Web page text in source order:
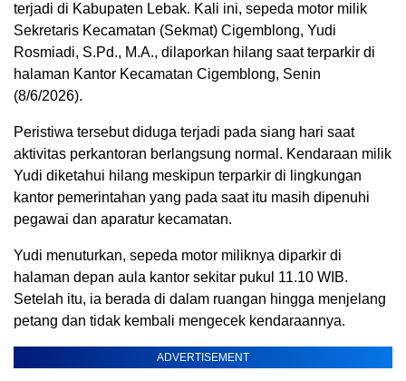
terjadi di Kabupaten Lebak. Kali ini, sepeda motor milik
Sekretaris Kecamatan (Sekmat) Cigemblong, Yudi
Rosmiadi, S.Pd., M.A., dilaporkan hilang saat terparkir di
halaman Kantor Kecamatan Cigemblong, Senin
(8/6/2026).
Peristiwa tersebut diduga terjadi pada siang hari saat
aktivitas perkantoran berlangsung normal. Kendaraan milik
Yudi diketahui hilang meskipun terparkir di lingkungan
kantor pemerintahan yang pada saat itu masih dipenuhi
pegawai dan aparatur kecamatan.
Yudi menuturkan, sepeda motor miliknya diparkir di
halaman depan aula kantor sekitar pukul 11.10 WIB.
Setelah itu, ia berada di dalam ruangan hingga menjelang
petang dan tidak kembali mengecek kendaraannya.
ADVERTISEMENT